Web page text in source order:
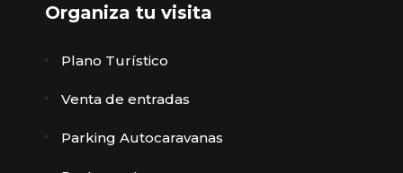
Organiza tu visita
Plano Turístico
Venta de entradas
Parking Autocaravanas